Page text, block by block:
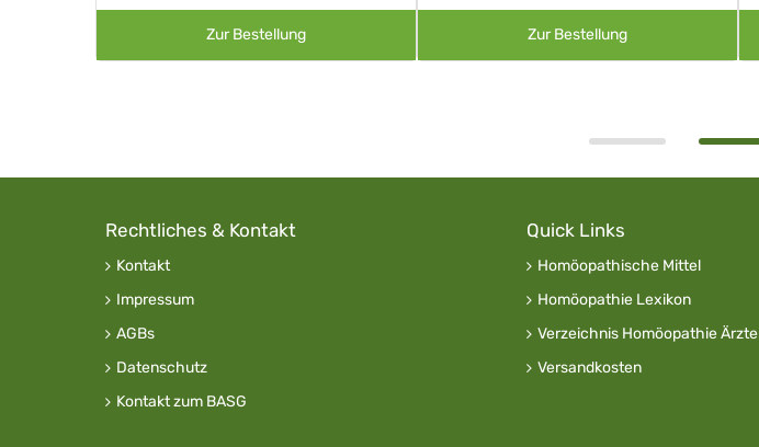
Zur Bestellung Zur Bestellung
Rechtliches & Kontakt
Kontakt
Impressum
AGBs
Datenschutz
Kontakt zum BASG
Quick Links
Homöopathische Mittel
Homöopathie Lexikon
Verzeichnis Homöopathie Ärzte
Versandkosten